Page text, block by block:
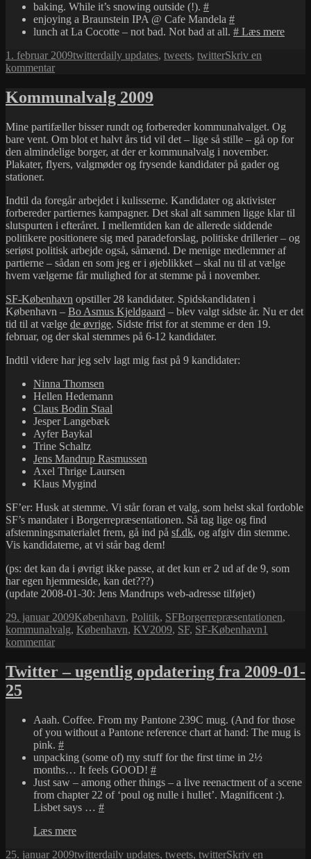
baking. While it’s snowing outside (!). #
enjoying a Braunstein IPA @ Cafe Mandela #
lunch at La Cocotte – not bad. Not bad at all. # Læs mere
Udgivet
i
1. februar 2009Kategorier
twitterTags
daily updates, tweets, twitterSkriv en
kommentartil
ugentlig
fra
2009-
02-
01
Kommunalvalg 2009
Mine partifæller bisser rundt og forbereder kommunalvalget. Og
bare vent. Om blot et halvt års tid vil det – lige så stille – gå op for
den almindelige borger, at der er kommunalvalg i november.
Plakater, flyers, valgmøder og frysende kandidater på gader og
stationer.
Indtil da foregår arbejdet i kulisserne. Kandidater og aktivister
forbereder partiernes kampagner. Det skal alt sammen ligge klar til
slutspurten i efteråret. I mellemtiden kan de allerede siddende
politikere positionere sig med paradeforslag, politiske drillerier – og
seriøst politisk arbejde også, såmænd. De menige medlemmer af
partierne – sådan en som jeg er i øjeblikket – skal nu til at vælge
hvem vælgerne får mulighed for at stemme på i november.
SF-København opstiller 28 kandidater. Spidskandidaten i
København – Bo Asmus Kjeldgaard – blev valgt sidste år. Nu er det
tid til at vælge de øvrige. Sidste frist for at stemme er den 19.
februar, og der skal stemmes på 6-12 kandidater.
Indtil videre har jeg selv lagt mig fast på 9 kandidater:
Ninna Thomsen
Hellen Hedemann
Claus Bodin Staal
Jesper Langebæk
Ayfer Baykal
Trine Schaltz
Jens Mandrup Rasmussen
Axel Thrige Laursen
Klaus Mygind
SF’er: Husk at stemme. Vi står foran et valg, som helst skal fordoble
SF’s mandater i Borgerrepræsentationen. Så tag lige og find
afstemningsmaterialet frem, gå ind på sf.dk, og afgiv din stemme.
Vis kandidaterne, at vi står bag dem!
(ps: det kan da i øvrigt ikke passe, at det kun er 2 ud af de 9, som
har egen hjemmeside, kan det???)
(update 2008-01-30: Jens Mandrups web-adresse tilføjet)
Udgivet
i
29. januar 2009Kategorier
København, Politik, SFTags
Borgerrepræsentationen,
kommunalvalg, København, KV2009, SF, SF-København1
kommentartil
Twitter – ugentlig opdatering fra 2009-01-
25
Aaah. Coffee. From my Pantone 239C mug. (And for those
of you without a Pantone reference chart at hand: The mug is
pink. #
unpacking (some of) my stuff for the first time in 2½
months… It feels GOOD! #
Just saw – among other things – a live reenactment of a scene
from chapter 22 of ‘poul og nulle i hullet’. Magnificent :).
Lisbet says … #
Læs mereTwitter
ugentlig
Udgivet
25. januar 2009Kategorier
twitterTags
daily updates, tweets, twitterSkriv en